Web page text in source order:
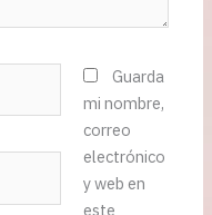
Guarda
mi nombre,
correo
electrónico
y web en
este